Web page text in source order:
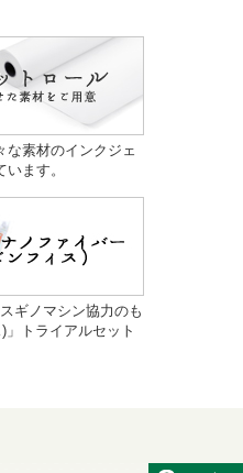
な素材のインクジェ
ます。
ギノマシン協力のも
」トライアルセット